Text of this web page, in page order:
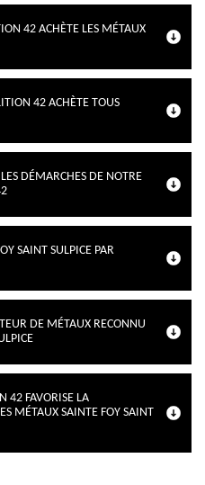
42 ACHÈTE LES MÉTAUX
42 ACHÈTE TOUS
DÉMARCHES DE NOTRE
SAINT SULPICE PAR
DE MÉTAUX RECONNU
42 FAVORISE LA
MÉTAUX SAINTE FOY SAINT